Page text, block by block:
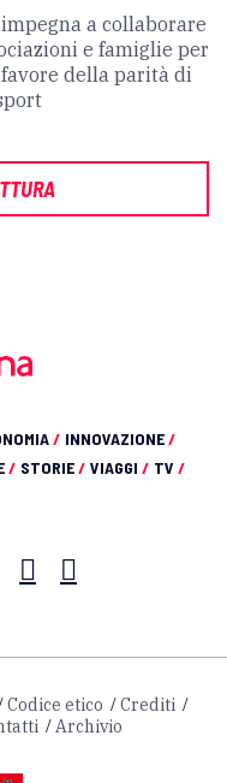
a collaborare
e famiglie per
della parità di
/ INNOVAZIONE/
/ STORIE/ VIAGGI / TV /
Codice etico
Crediti
Archivio